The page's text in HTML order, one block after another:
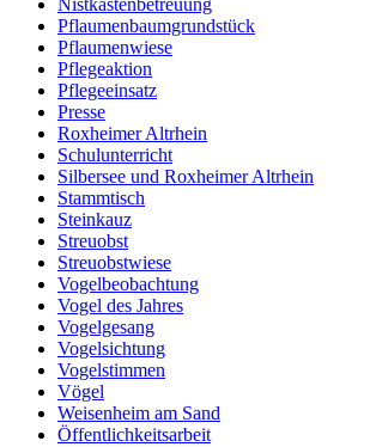
Nistkastenbetreuung
Pflaumenbaumgrundstück
Pflaumenwiese
Pflegeaktion
Pflegeeinsatz
Presse
Roxheimer Altrhein
Schulunterricht
Silbersee und Roxheimer Altrhein
Stammtisch
Steinkauz
Streuobst
Streuobstwiese
Vogelbeobachtung
Vogel des Jahres
Vogelgesang
Vogelsichtung
Vogelstimmen
Vögel
Weisenheim am Sand
Öffentlichkeitsarbeit